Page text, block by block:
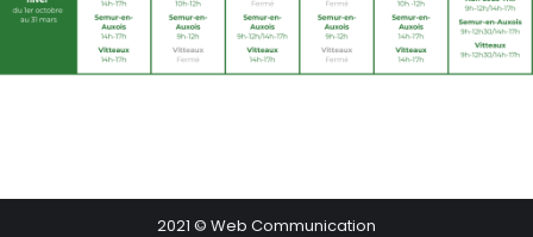
2021 © Web Communication